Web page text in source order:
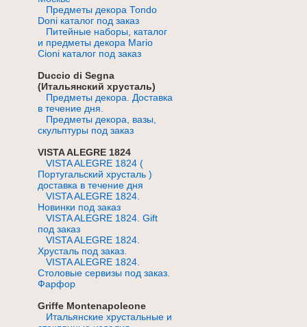
Предметы декора Тоndo
Doni каталог под заказ
Питейные наборы, каталог
и предметы декора Mario
Cioni каталог под заказ
Duccio di Segna
(Итальянский хрусталь)
Предметы декора. Доставка
в течение дня.
Предметы декора, вазы,
скульптуры под заказ
VISTA ALEGRE 1824
VISTA ALEGRE 1824 (
Португальский хрусталь )
доставка в течение дня
VISTA ALEGRE 1824.
Новинки под заказ
VISTA ALEGRE 1824. Gift
под заказ
VISTA ALEGRE 1824.
Хрусталь под заказ.
VISTA ALEGRE 1824.
Cтоловые сервизы под заказ.
Фарфор
Griffe Montenapoleone
Итальянские хрустальные и